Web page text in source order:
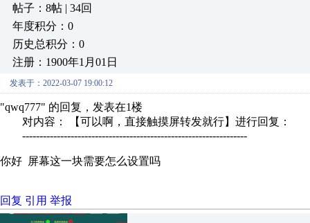
帖子：8帖 | 34回
年度积分：0
历史总积分：0
注册：1900年1月01日
发表于：2022-03-07 19:00:12
"qwq777" 的回复，发表在1楼
对内容： 【可以啊，直接触摸屏转发就行】进行回复：
-----------------------------------------------------------------
你好 屏幕这一块需要怎么设置吗
回复 引用 举报